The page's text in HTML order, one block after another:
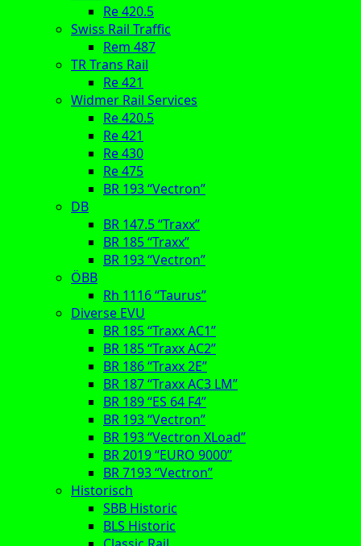
Re 420.5
Swiss Rail Traffic
Rem 487
TR Trans Rail
Re 421
Widmer Rail Services
Re 420.5
Re 421
Re 430
Re 475
BR 193 “Vectron”
DB
BR 147.5 “Traxx”
BR 185 “Traxx”
BR 193 “Vectron”
ÖBB
Rh 1116 “Taurus”
Diverse EVU
BR 185 “Traxx AC1”
BR 185 “Traxx AC2”
BR 186 “Traxx 2E”
BR 187 “Traxx AC3 LM”
BR 189 “ES 64 F4”
BR 193 “Vectron”
BR 193 “Vectron XLoad”
BR 2019 “EURO 9000”
BR 7193 “Vectron”
Historisch
SBB Historic
BLS Historic